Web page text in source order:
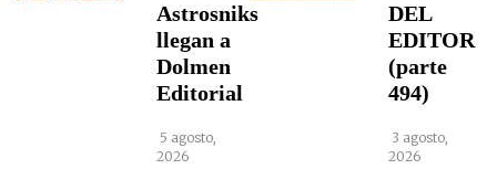
Astrosniks
llegan a
Dolmen
Editorial
5 agosto,
2026
DEL
EDITOR
(parte
494)
3 agosto,
2026